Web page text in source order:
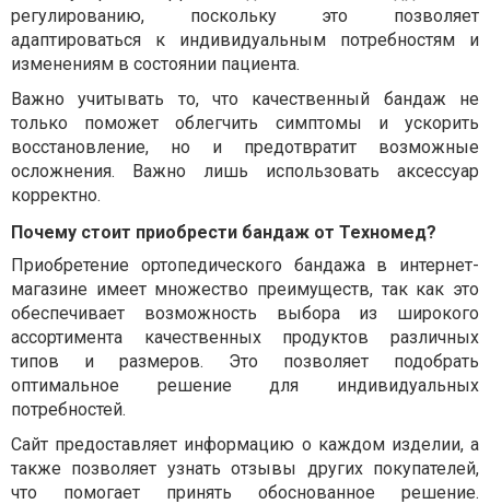
регулированию, поскольку это позволяет
адаптироваться к индивидуальным потребностям и
изменениям в состоянии пациента.
Важно учитывать то, что качественный бандаж не
только поможет облегчить симптомы и ускорить
восстановление, но и предотвратит возможные
осложнения. Важно лишь использовать аксессуар
корректно.
Почему стоит приобрести бандаж от Техномед?
Приобретение ортопедического бандажа в интернет-
магазине имеет множество преимуществ, так как это
обеспечивает возможность выбора из широкого
ассортимента качественных продуктов различных
типов и размеров. Это позволяет подобрать
оптимальное решение для индивидуальных
потребностей.
Сайт предоставляет информацию о каждом изделии, а
также позволяет узнать отзывы других покупателей,
что помогает принять обоснованное решение.